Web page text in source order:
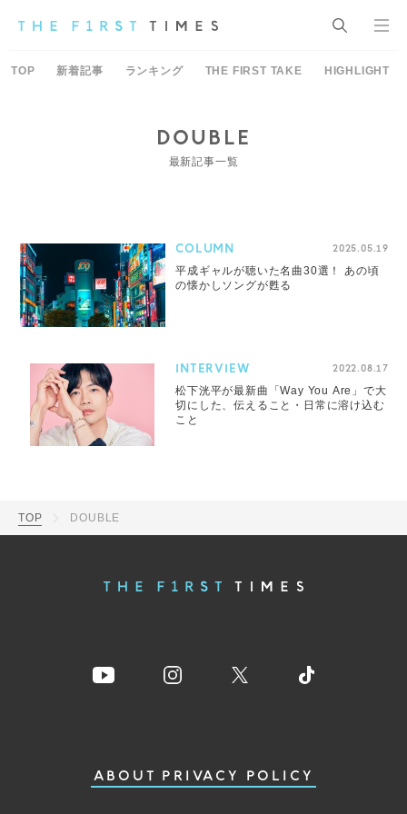
TOP 新着記事 ランキング THE FIRST TAKE HIGHLIGHT
DOUBLE
最新記事一覧
COLUMN 2025.05.19
平成ギャルが聴いた名曲30選！ あの頃
の懐かしソングが甦る
INTERVIEW 2022.08.17
松下洸平が最新曲「Way You Are」で大
切にした、伝えること・日常に溶け込む
こと
TOP DOUBLE
ABOUT PRIVACY POLICY